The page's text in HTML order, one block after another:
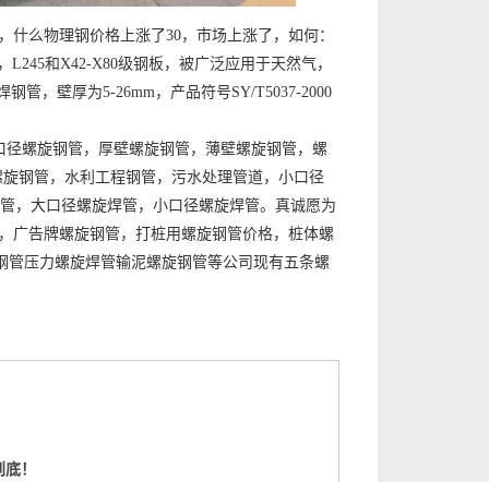
么物理钢价格上涨了30，市场上涨了，如何：
和X42-X80级钢板，被广泛应用于天然气，
管，壁厚为5-26mm，产品符号SY/T5037-2000
螺旋钢管，厚壁螺旋钢管，薄壁螺旋钢管，螺
钢管，水利工程钢管，污水处理管道，小口径
，大口径螺旋焊管，小口径螺旋焊管。真诚愿为
广告牌螺旋钢管，打桩用螺旋钢管价格，桩体螺
管压力螺旋焊管输泥螺旋钢管等公司现有五条螺
！